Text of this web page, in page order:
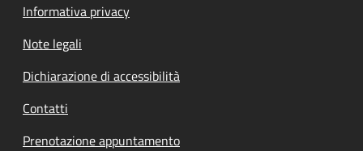
Informativa privacy
Note legali
Dichiarazione di accessibilità
Contatti
Prenotazione appuntamento